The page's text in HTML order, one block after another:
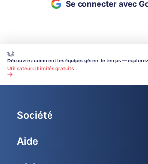
Se connecter avec
Découvrez comment les équipes gèrent le temps —
Utilisateurs illimités gratuits
Société
Aide